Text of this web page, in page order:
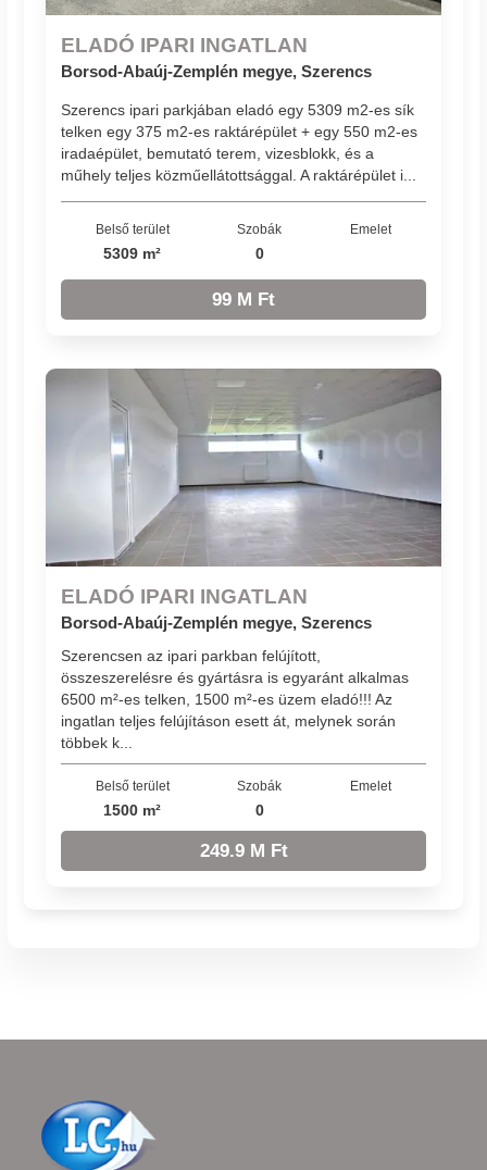
ELADÓ IPARI INGATLAN
Borsod-Abaúj-Zemplén megye, Szerencs
Szerencs ipari parkjában eladó egy 5309 m2-es sík
telken egy 375 m2-es raktárépület + egy 550 m2-es
iradaépület, bemutató terem, vizesblokk, és a
műhely teljes közműellátottsággal. A raktárépület i...
Belső terület
5309 m²
Szobák
0
Emelet
99 M Ft
ELADÓ IPARI INGATLAN
Borsod-Abaúj-Zemplén megye, Szerencs
Szerencsen az ipari parkban felújított,
összeszerelésre és gyártásra is egyaránt alkalmas
6500 m²-es telken, 1500 m²-es üzem eladó!!! Az
ingatlan teljes felújításon esett át, melynek során
többek k...
Belső terület
1500 m²
Szobák
0
Emelet
249.9 M Ft